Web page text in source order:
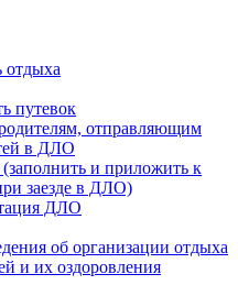
отдыха
путевок
отправляющим
в ДЛО
(заполнить и приложить к
заезде в ДЛО)
ДЛО
об организации отдыха
и их оздоровления